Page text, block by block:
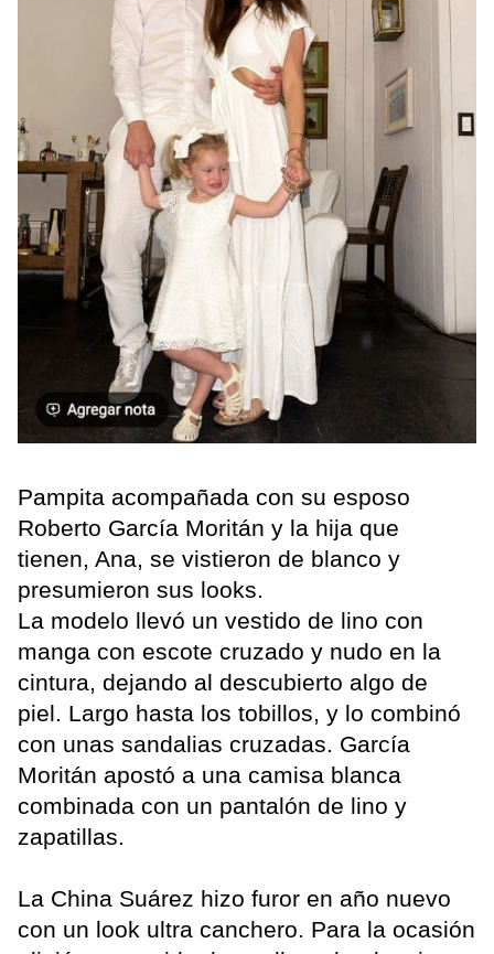
Pampita acompañada con su esposo
Roberto García Moritán y la hija que
tienen, Ana, se vistieron de blanco y
presumieron sus looks.
La modelo llevó un vestido de lino con
manga con escote cruzado y nudo en la
cintura, dejando al descubierto algo de
piel. Largo hasta los tobillos, y lo combinó
con unas sandalias cruzadas. García
Moritán apostó a una camisa blanca
combinada con un pantalón de lino y
zapatillas.
La China Suárez hizo furor en año nuevo
con un look ultra canchero. Para la ocasión